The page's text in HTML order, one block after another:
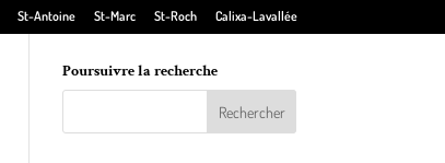
St-Antoine St-Marc St-Roch Calixa-Lavallée
Poursuivre la recherche